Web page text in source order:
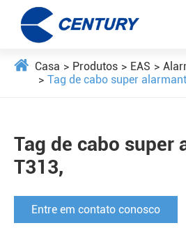
Casa Produtos EAS
Tag de cabo super
Tag de cabo super
T313,
Entre em contato conosco